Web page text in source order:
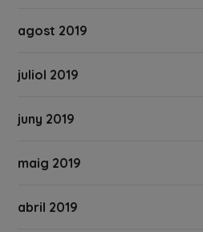
agost 2019
juliol 2019
juny 2019
maig 2019
abril 2019